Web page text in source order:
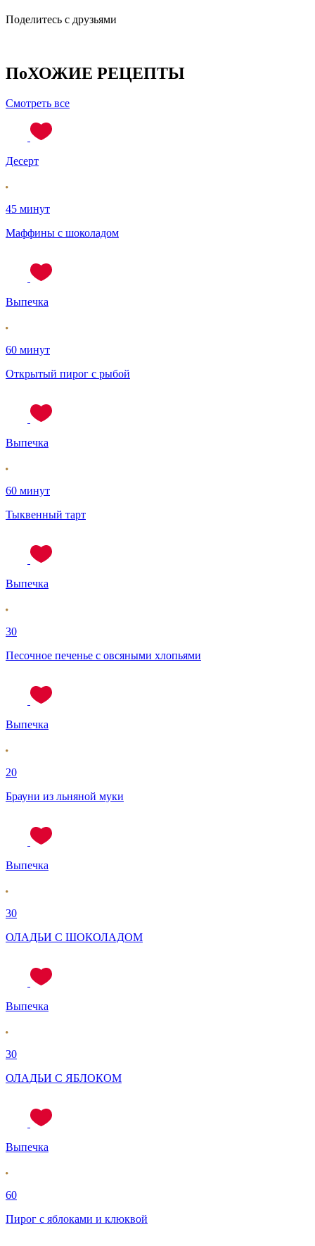
Поделитесь с друзьями
ПоХОЖИЕ РЕЦЕПТЫ
Смотреть все
Десерт
45 минут
Маффины с шоколадом
Выпечка
60 минут
Открытый пирог с рыбой
Выпечка
60 минут
Тыквенный тарт
Выпечка
30
Песочное печенье с овсяными хлопьями
Выпечка
20
Брауни из льняной муки
Выпечка
30
ОЛАДЬИ С ШОКОЛАДОМ
Выпечка
30
ОЛАДЬИ С ЯБЛОКОМ
Выпечка
60
Пирог с яблоками и клюквой